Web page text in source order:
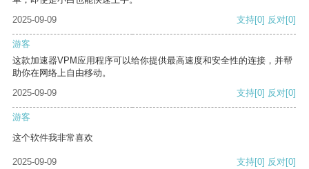
2025-09-09
支持[0] 反对[0]
游客
这款加速器VPM应用程序可以给你提供最高速度和安全性的连接，并帮
助你在网络上自由移动。
2025-09-09
支持[0] 反对[0]
游客
这个软件我非常喜欢
2025-09-09 支持[0] 反对[0]